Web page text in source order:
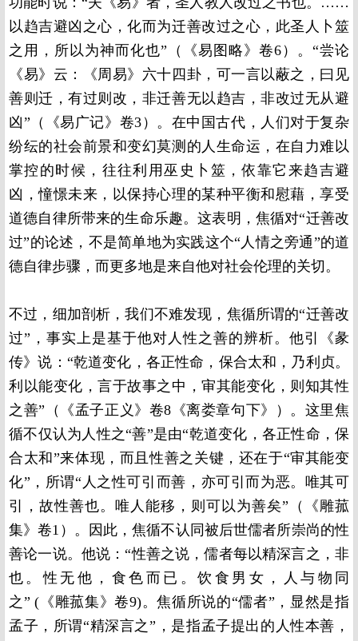
以趋吉避凶之心，化而为迁善改过之心，此圣人卜筮
之用，所以为神而化也”（《易图略》卷6）。“尝论
《易》云：《周易》六十四卦，可一言以蔽之，曰见
善则迁，有过则改，非迁善无以趋吉，非改过无从避
凶”（《易广记》卷3）。在中国古代，人们对于复杂
纷纭的社会前景和变幻莫测的人生命运，在自力难以
掌控的时候，往往利用巫史卜筮，依靠它来趋吉避
凶，憧憬未来，以保持心理的某种平衡和慰藉，享受
道德自律所带来的生命乐趣。这表明，焦循对“迁善改
过”的论述，不是简单地为实践这个“人情之旁通”的道
德自律步骤，而更多地是来自他对社会伦理的关切。
不过，细加剖析，我们不难发现，焦循所谓的“迁善改
过”，事实上是基于他对人性之善的辨析。他引《彖
传》说：“乾道变化，各正性命，保合太和，乃利贞。
利以能变化，言于故事之中，审其能变化，则知其性
之善”（《孟子正义》卷8《离娄章句下》）。这里焦
循不仅认为人性之“善”是由“乾道变化，各正性命，保
合太和”来体现，而且性善之关键，还在于“审其能变
化”，所谓“人之性可引而善，亦可引而为恶。唯其可
引，故性善也。唯人能移，则可以为善矣”（《雕菰
集》卷1）。因此，焦循不认同被后世儒者所崇尚的性
善论一说。他说：“性善之说，儒者每以精深言之，非
也。性无他，食色而已。饮食男女，人与物同
之” (《雕菰集》卷9)。焦循所说的“儒者”，显然是指
孟子，所谓“精深言之”，是指孟子提出的人性本善，